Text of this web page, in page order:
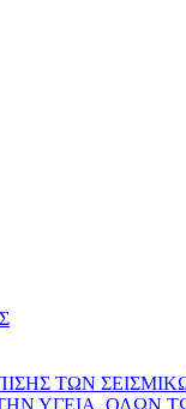
ΤΩΝ